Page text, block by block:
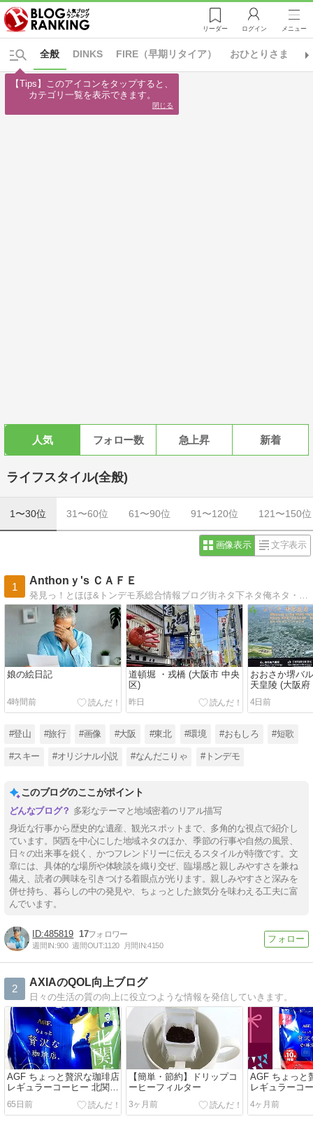
リーダー ログイン メニュー
DINKS FIRE（早期リタイア） おひとりさま
全般
人気 フォロー数 急上昇 新着
ライフスタイル(全般)
1〜30位 31〜60位 61〜90位 91〜120位 121〜150位
画像表示 文字表示
1
Anthonｙ's ＣＡＦＥ
娘の絵日記
4時間前
道頓堀 ・戎橋 (大阪市 中央
区)
昨日
おおさか堺バ
天皇陵 (大阪府
4日前
#登山 #旅行 #画像 #大阪 #東北 #環境 #おもしろ #短歌
#スキー #オリジナル小説 #なんだこりゃ #トンデモ
このブログのここがポイント
多彩なテーマと地域密着のリアル描写
身近な行事から歴史的な遺産、観光スポットまで、多角的な視点で紹介し
ています。関西を中心にした地域ネタのほか、季節の行事や自然の風景、
日々の出来事を鋭く、かつフレンドリーに伝えるスタイルが特徴です。文
章には、具体的な場所や体験談を織り交ぜ、臨場感と親しみやすさを兼ね
備え、読者の興味を引きつける着眼点が光ります。親しみやすさと深みを
併せ持ち、暮らしの中の発見や、ちょっとした旅気分を味わえる工夫に富
んでいます。
485819 17
週間IN:900 週間OUT:1120 月間IN:4150
2
AXIAのQOL向上ブログ
日々の生活の質の向上に役立つような情報を発信していきます。
AGF ちょっと贅沢な珈琲店
レギュラーコーヒー 北関東
薫る深いコクのブレンド
65日前
【簡単・節約】ドリップコ
ーヒーフィルター
3ヶ月前
AGF ちょっと
レギュラーコ
ブレンド
4ヶ月前
【Tips】このアイコンをタップすると、
カテゴリ一覧を表示できます。
閉じる